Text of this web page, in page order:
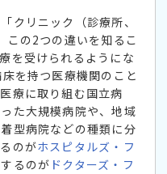
クリニック（診療所、
この2つの違いを知るこ
を受けられるようにな
を持つ医療機関のこと
療に取り組む国立病
た大規模病院や、地域
型病院などの種類に分
のがホスピタルズ・フ
るのが ドクターズ・フ